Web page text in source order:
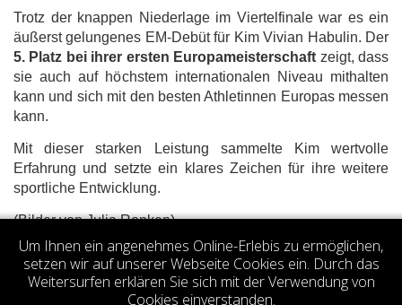
Trotz der knappen Niederlage im Viertelfinale war es ein
äußerst gelungenes EM-Debüt für Kim Vivian Habulin. Der
5. Platz bei ihrer ersten Europameisterschaft zeigt, dass
sie auch auf höchstem internationalen Niveau mithalten
kann und sich mit den besten Athletinnen Europas messen
kann.
Mit dieser starken Leistung sammelte Kim wertvolle
Erfahrung und setzte ein klares Zeichen für ihre weitere
sportliche Entwicklung.
(Bilder von Julia Ronken)
Votes 5.00 (1 vote)
Um Ihnen ein angenehmes Online-Erlebis zu ermöglichen,
setzen wir auf unserer Webseite Cookies ein. Durch das
Weitersurfen erklären Sie sich mit der Verwendung von
Cookies einverstanden.